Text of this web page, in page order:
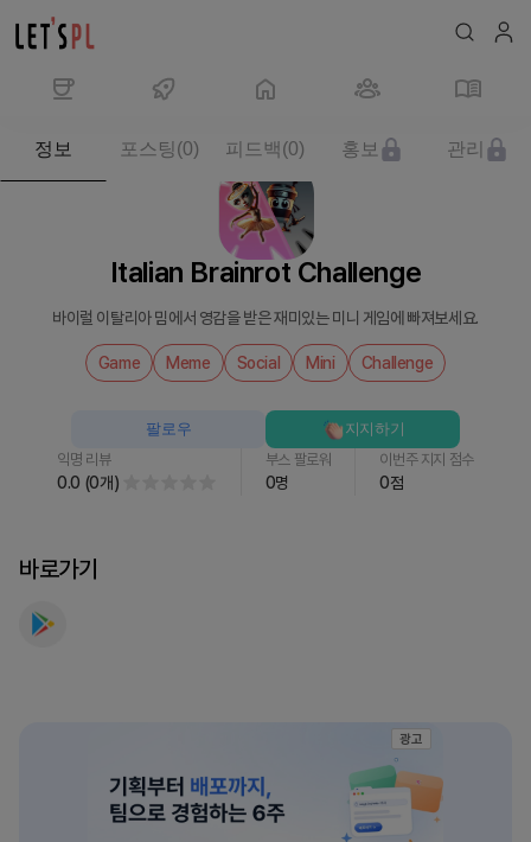
서
Challenge
Italian Brainrot Challenge
바이럴 이탈리아 밈에서 영감을 받은 재미있는 미니 게임에 빠져보세요.
Game Meme Social Mini Challenge
익명 리뷰
0.0 (0개)
부스 팔로워
0명
이번주 지지 점수
0점
팔로우 지지하기
정보 포스팅(0) 피드백 (0) 홍보 관리
바로가기
광고